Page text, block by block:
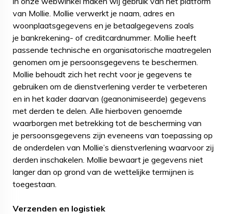
van Mollie. Mollie verwerkt je naam, adres en
woonplaatsgegevens en je betaalgegevens zoals
je bankrekening- of creditcardnummer. Mollie heeft
passende technische en organisatorische maatregelen
genomen om je persoonsgegevens te beschermen.
Mollie behoudt zich het recht voor je gegevens te
gebruiken om de dienstverlening verder te verbeteren
en in het kader daarvan (geanonimiseerde) gegevens
met derden te delen. Alle hierboven genoemde
waarborgen met betrekking tot de bescherming van
je persoonsgegevens zijn eveneens van toepassing op
de onderdelen van Mollie’s dienstverlening waarvoor zij
derden inschakelen. Mollie bewaart je gegevens niet
langer dan op grond van de wettelijke termijnen is
toegestaan.
Verzenden en logistiek